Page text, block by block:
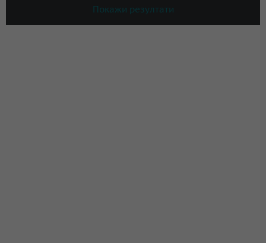
Покажи резултати